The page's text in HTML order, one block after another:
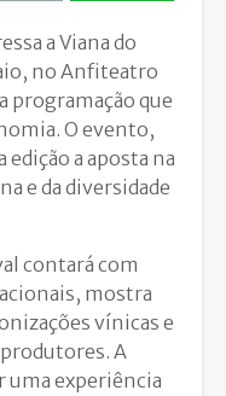
a Viana do
no Anfiteatro
programação que
O evento,
a aposta na
e da diversidade
contará com
mostra
vínicas e
A
experiência